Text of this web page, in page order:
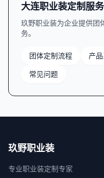
大连职业装定制服务
玖野职业装为企业提供团
务。
团体定制流程 产品
常见问题
玖野职业装
专业职业装定制专家